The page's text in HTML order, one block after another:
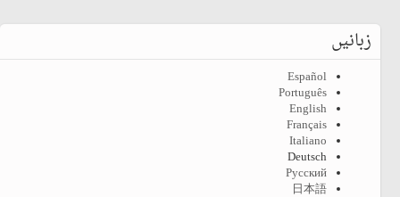
زبانیں
Español
Português
English
Français
Italiano
Deutsch
Русский
日本語